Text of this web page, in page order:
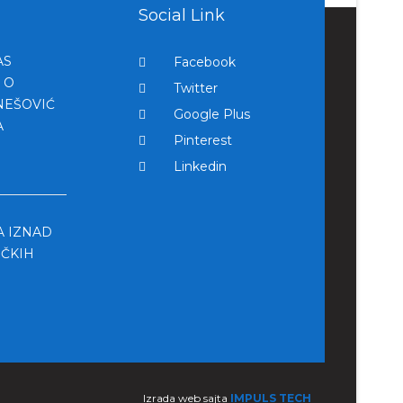
O
IZNAD
Social Link
Facebook
Twitter
Google Plus
Pinterest
Linkedin
Izrada web sajta IMPULS TECH